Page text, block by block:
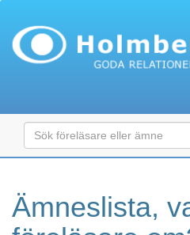
Ämneslista,